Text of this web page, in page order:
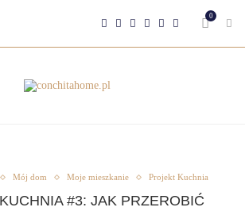
0
Mój dom Moje mieszkanie Projekt Kuchnia
#3: JAK PRZEROBIĆ